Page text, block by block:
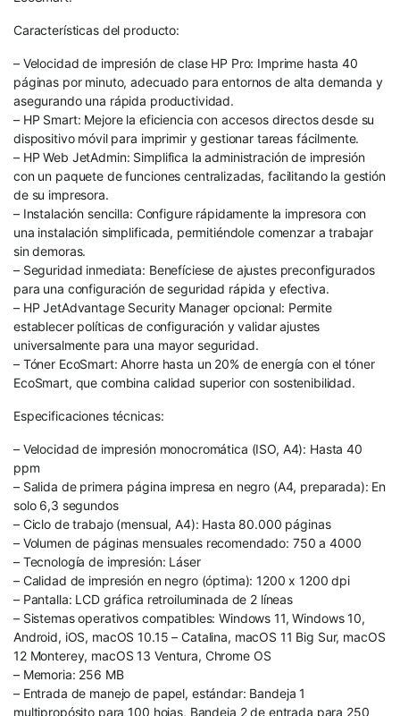
Características del producto:
– Velocidad de impresión de clase HP Pro: Imprime hasta 40
páginas por minuto, adecuado para entornos de alta demanda y
asegurando una rápida productividad.
– HP Smart: Mejore la eficiencia con accesos directos desde su
dispositivo móvil para imprimir y gestionar tareas fácilmente.
– HP Web JetAdmin: Simplifica la administración de impresión
con un paquete de funciones centralizadas, facilitando la gestión
de su impresora.
– Instalación sencilla: Configure rápidamente la impresora con
una instalación simplificada, permitiéndole comenzar a trabajar
sin demoras.
– Seguridad inmediata: Benefíciese de ajustes preconfigurados
para una configuración de seguridad rápida y efectiva.
– HP JetAdvantage Security Manager opcional: Permite
establecer políticas de configuración y validar ajustes
universalmente para una mayor seguridad.
– Tóner EcoSmart: Ahorre hasta un 20% de energía con el tóner
EcoSmart, que combina calidad superior con sostenibilidad.
Especificaciones técnicas:
– Velocidad de impresión monocromática (ISO, A4): Hasta 40
ppm
– Salida de primera página impresa en negro (A4, preparada): En
solo 6,3 segundos
– Ciclo de trabajo (mensual, A4): Hasta 80.000 páginas
– Volumen de páginas mensuales recomendado: 750 a 4000
– Tecnología de impresión: Láser
– Calidad de impresión en negro (óptima): 1200 x 1200 dpi
– Pantalla: LCD gráfica retroiluminada de 2 líneas
– Sistemas operativos compatibles: Windows 11, Windows 10,
Android, iOS, macOS 10.15 – Catalina, macOS 11 Big Sur, macOS
12 Monterey, macOS 13 Ventura, Chrome OS
– Memoria: 256 MB
– Entrada de manejo de papel, estándar: Bandeja 1
multipropósito para 100 hojas, Bandeja 2 de entrada para 250